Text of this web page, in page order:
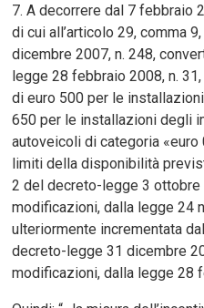
7. A decorrere dal 7 febbraio
di cui all’articolo 29, comma
dicembre 2007, n. 248,
legge 28 febbraio 2008, n.
di euro 500 per le
650 per le installazioni degli
autoveicoli di categoria «euro
limiti della disponibilità
2 del decreto-legge 3 ottobre
modificazioni, dalla legge 24
ulteriormente incrementata
decreto-legge 31 dicembre
modificazioni, dalla legge 28